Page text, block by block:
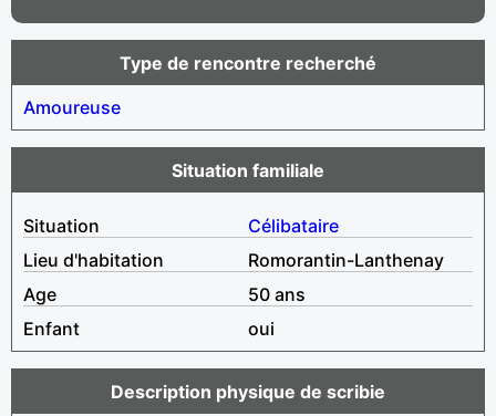
Type de rencontre recherché
Amoureuse
Situation familiale
Situation
Célibataire
Lieu d'habitation
Romorantin-Lanthenay
Age
50 ans
Enfant
oui
Description physique de scribie